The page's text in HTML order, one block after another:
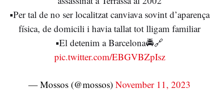
▪️Per tal de no ser localitzat canviava sovint d’aparença
física, de domicili i havia tallat tot lligam familiar
▪️El detenim a Barcelona🚔🔗
pic.twitter.com/EBGVBZpIsz
— Mossos (@mossos) November 11, 2023